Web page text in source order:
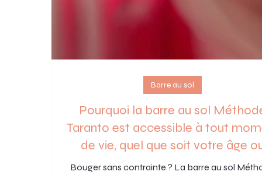
Pourquoi la barre au sol
Taranto est accessible à tout
de vie, quel que soit votre âge
votre forme ?
Bouger sans contrainte ? La barre au sol
Barre au sol